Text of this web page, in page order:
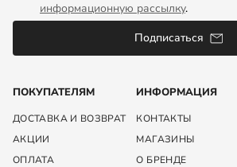
ПОКУПАТЕЛЯМ
ДОСТАВКА И ВОЗВРАТ
АКЦИИ
ОПЛАТА
ИНФОРМАЦИЯ
КОНТАКТЫ
МАГАЗИНЫ
О БРЕНДЕ
информационную рассылку.
Подписаться